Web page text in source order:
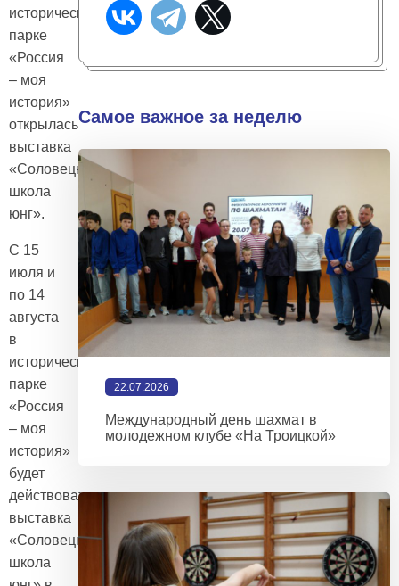
историческом
парке
«Россия
– моя
история»
открылась
выставка
«Соловецкая
школа
юнг».
С 15
июля и
по 14
августа
в
историческом
парке
«Россия
– моя
история»
будет
действовать
выставка
«Соловецкая
школа
Самое важное за неделю
22.07.2026
Международный день шахмат в
молодежном клубе «На Троицкой»